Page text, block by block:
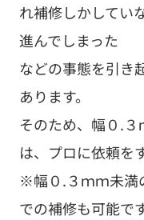
れ補修しかしてい
進んでしまった
などの事態を引き
あります。
そのため、幅０.
は、プロに依頼を
※幅０.３ｍｍ未満
での補修も可能で